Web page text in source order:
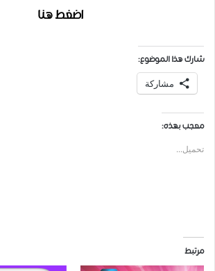
اضغط هنا
شارك هذا الموضوع:
مشاركة
معجب بهذه:
تحميل...
مرتبط